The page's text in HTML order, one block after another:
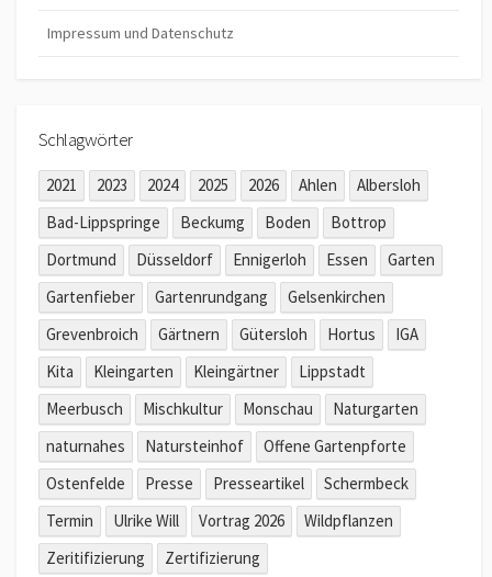
Impressum und Datenschutz
Schlagwörter
2021 2023 2024 2025 2026 Ahlen
Albersloh
Bad-Lippspringe
Beckumg Boden
Bottrop
Dortmund
Düsseldorf Ennigerloh Essen
Garten
Gartenfieber
Gartenrundgang
Gelsenkirchen
Grevenbroich
Gärtnern Gütersloh Hortus
IGA
Kita
Kleingarten Kleingärtner
Lippstadt
Meerbusch
Mischkultur Monschau
Naturgarten
naturnahes
Natursteinhof
Offene Gartenpforte
Ostenfelde
Presse Presseartikel
Schermbeck
Termin
Ulrike Will Vortrag 2026
Wildpflanzen
Zeritifizierung
Zertifizierung